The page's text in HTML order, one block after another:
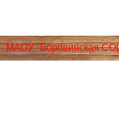
МАОУ "Боровинская